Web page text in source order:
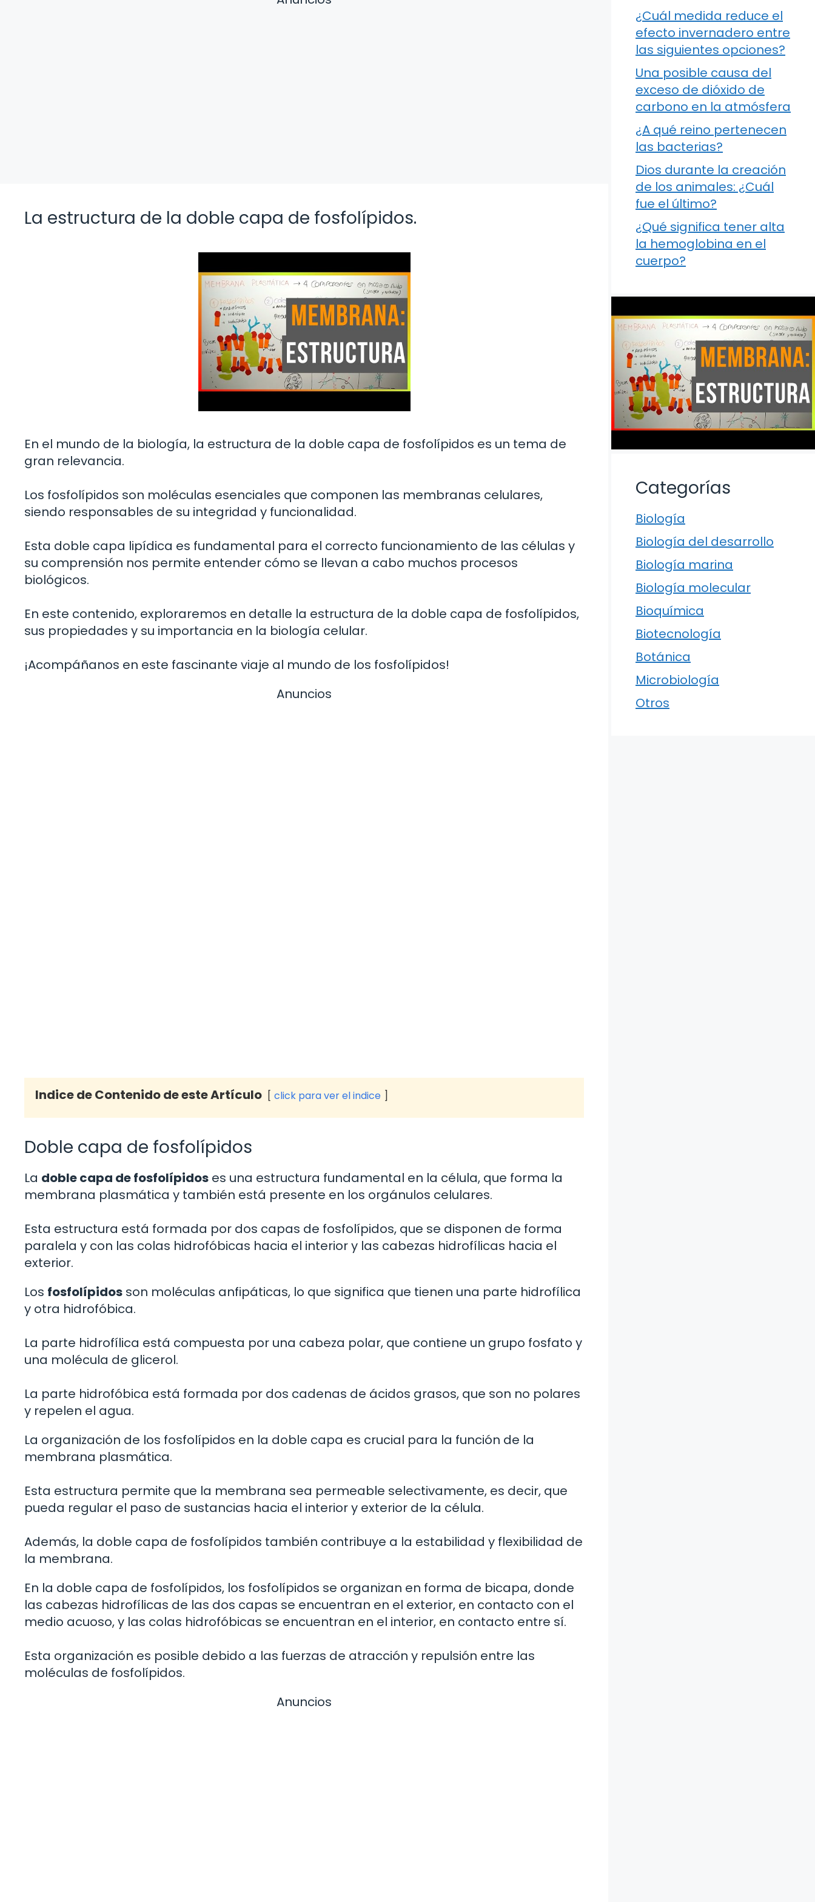
La estructura de la doble capa de fosfolípidos.
En el mundo de la biología, la estructura de la doble capa de fosfolípidos es un tema de
gran relevancia.
Los fosfolípidos son moléculas esenciales que componen las membranas celulares,
siendo responsables de su integridad y funcionalidad.
Esta doble capa lipídica es fundamental para el correcto funcionamiento de las células y
su comprensión nos permite entender cómo se llevan a cabo muchos procesos
biológicos.
En este contenido, exploraremos en detalle la estructura de la doble capa de fosfolípidos,
sus propiedades y su importancia en la biología celular.
¡Acompáñanos en este fascinante viaje al mundo de los fosfolípidos!
Anuncios
Indice de Contenido de este Artículo click para ver el indice
Doble capa de fosfolípidos
La doble capa de fosfolípidos es una estructura fundamental en la célula, que forma la
membrana plasmática y también está presente en los orgánulos celulares.
Esta estructura está formada por dos capas de fosfolípidos, que se disponen de forma
paralela y con las colas hidrofóbicas hacia el interior y las cabezas hidrofílicas hacia el
exterior.
Los fosfolípidos son moléculas anfipáticas, lo que significa que tienen una parte hidrofílica
y otra hidrofóbica.
La parte hidrofílica está compuesta por una cabeza polar, que contiene un grupo fosfato y
una molécula de glicerol.
La parte hidrofóbica está formada por dos cadenas de ácidos grasos, que son no polares
y repelen el agua.
La organización de los fosfolípidos en la doble capa es crucial para la función de la
membrana plasmática.
Esta estructura permite que la membrana sea permeable selectivamente, es decir, que
pueda regular el paso de sustancias hacia el interior y exterior de la célula.
Además, la doble capa de fosfolípidos también contribuye a la estabilidad y flexibilidad de
la membrana.
En la doble capa de fosfolípidos, los fosfolípidos se organizan en forma de bicapa, donde
las cabezas hidrofílicas de las dos capas se encuentran en el exterior, en contacto con el
medio acuoso, y las colas hidrofóbicas se encuentran en el interior, en contacto entre sí.
Esta organización es posible debido a las fuerzas de atracción y repulsión entre las
moléculas de fosfolípidos.
Anuncios
¿Cuál medida reduce el
efecto invernadero entre
las siguientes opciones?
Una posible causa del
exceso de dióxido de
carbono en la atmósfera
¿A qué reino pertenecen
las bacterias?
Dios durante la creación
de los animales: ¿Cuál
fue el último?
¿Qué significa tener alta
la hemoglobina en el
cuerpo?
Categorías
Biología
Biología del desarrollo
Biología marina
Biología molecular
Bioquímica
Biotecnología
Botánica
Microbiología
Otros